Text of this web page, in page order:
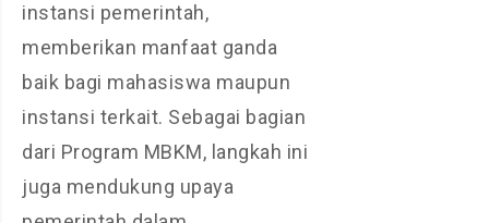
instansi pemerintah,
memberikan manfaat ganda
baik bagi mahasiswa maupun
instansi terkait. Sebagai bagian
dari Program MBKM, langkah ini
juga mendukung upaya